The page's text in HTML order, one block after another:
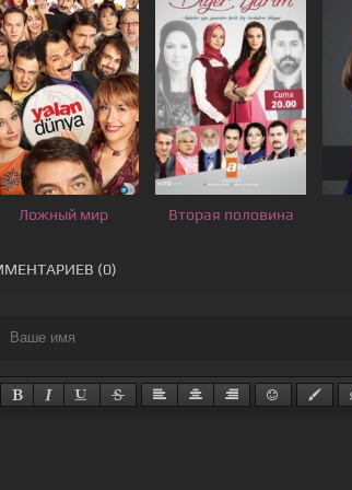
Ложный мир Вторая половина
(0)